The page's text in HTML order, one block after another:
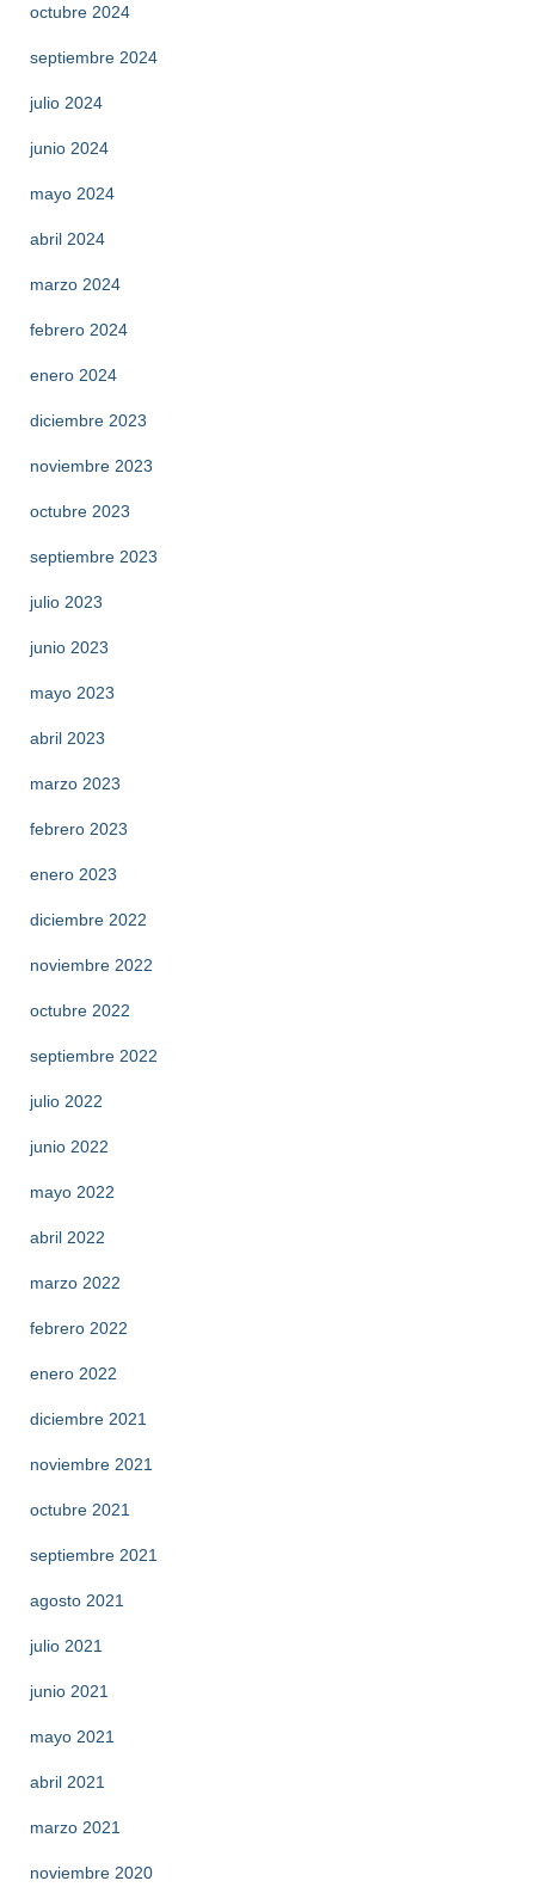
octubre 2024
septiembre 2024
julio 2024
junio 2024
mayo 2024
abril 2024
marzo 2024
febrero 2024
enero 2024
diciembre 2023
noviembre 2023
octubre 2023
septiembre 2023
julio 2023
junio 2023
mayo 2023
abril 2023
marzo 2023
febrero 2023
enero 2023
diciembre 2022
noviembre 2022
octubre 2022
septiembre 2022
julio 2022
junio 2022
mayo 2022
abril 2022
marzo 2022
febrero 2022
enero 2022
diciembre 2021
noviembre 2021
octubre 2021
septiembre 2021
agosto 2021
julio 2021
junio 2021
mayo 2021
abril 2021
marzo 2021
noviembre 2020